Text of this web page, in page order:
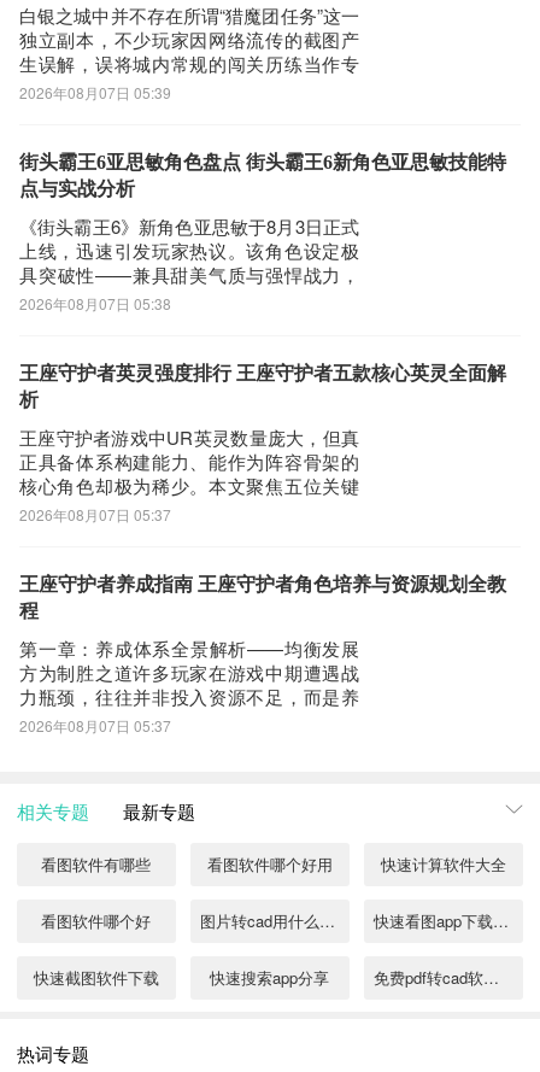
下载CAD快速看图到手机上面的方法有很多。 安卓系统的手机可以
在豌豆荚或者PP助手等手机助手里面一键下载安装！也可以通过电
脑端用手机扫描CAD快速看图下载的二维码获取下载链接！有手机
端直接访问网页下载也是可以的，下面就为大家介绍下手机网页怎么
第一步：
首先，我们手机里要有一个浏览器，小编比较喜欢用UC浏览器，当
然可以用手机都是自带网页浏览器的，我这边使用的是华为手机下载
最新CAD快速看图
第二步：
快速看图下载安装或者最新CAD快速看图APP下载。然后点击搜索，
我们可以看到搜索结果罗列出来，里面都是有CAD快速看图下载的
名的网站下载更加安全可靠
第三步：
选择进入其中一个CAD快速看图APP下载的网页，我们可以看到网站
选择安全的最好还是选择安全下载
第四步：
接着网页提示有下载内容，这时我们不用更改文件名，至于文件保存
路径根据个人喜爱可改可不改，这边小编选择默认路径。单击确定，
可以看到文件就已经开始下载了，我们等待他下载安装完即可 第五
步：
击CAD快速看图APP图标进入欢迎页就可以开始使用了
本
白银之城中并不存在所谓“猎魔团任务”这一
独立副本，不少玩家因网络流传的截图产
生误解，误将城内常规的闯关历练当作专
属试炼玩法。实际上，该内容即为游戏内
在于合理组队与技能协同，而非寻找不存
在的隐藏副本。当前高胜率配置推荐四人
2026年08月07日 05:39
街头霸王6亚思敏角色盘点 街头霸王6新角色亚思敏技能特
点与实战分析
《街头霸王6》新角色亚思敏于8月3日正式
上线，迅速引发玩家热议。该角色设定极
具突破性——兼具甜美气质与强悍战力，
打破系列传统形象框架，成为当前版本最
格迥异的造型可自由切换，兼顾美学表现
与角色张力。《biubiu加速器》最新下载地
2026年08月07日 05:38
王座守护者英灵强度排行 王座守护者五款核心英灵全面解
析
王座守护者游戏中UR英灵数量庞大，但真
正具备体系构建能力、能作为阵容骨架的
核心角色却极为稀少。本文聚焦五位关键
英灵——天谴暴君、恶魔克星、巨龙女
覆盖前排承伤、后排收割、群体控场、团
队续航与DOT爆发等核心维度。掌握这五
2026年08月07日 05:37
王座守护者养成指南 王座守护者角色培养与资源规划全教
程
第一章：养成体系全景解析——均衡发展
方为制胜之道许多玩家在游戏中期遭遇战
力瓶颈，往往并非投入资源不足，而是养
成策略失衡所致——部分系统长期搁置，
体战力出现结构性短板：忽视任意一条主
2026年08月07日 05:37
相关专题 最新专题
看图软件有哪些 看图软件哪个好用 快速计算软件大全
看图软件哪个好 图片转cad用什么软件 快速看图app下载分享
快速截图软件下载 快速搜索app分享 免费pdf转cad软件有哪些
热词专题